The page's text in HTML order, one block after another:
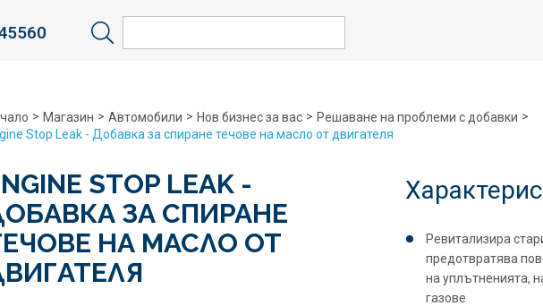
> Магазин > Автомобили > Нов бизнес за вас > Решаване на проблеми с добавки >
Stop Leak - Добавка за спиране течове на масло от двигателя
STOP LEAK -
ЗА СПИРАНЕ
НА МАСЛО ОТ
Ревитализира
предотвратява
на уплътненията,
газове